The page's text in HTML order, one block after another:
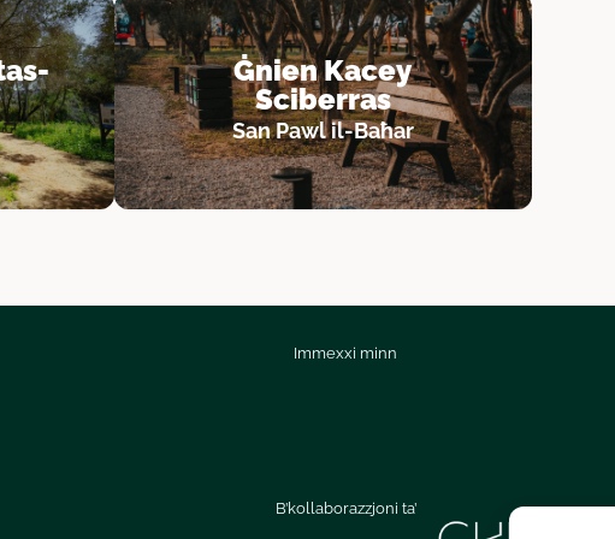
Ġnien Kacey
Sciberras
San Pawl il-Baħar
Immexxi minn
B’kollaborazzjoni ta’